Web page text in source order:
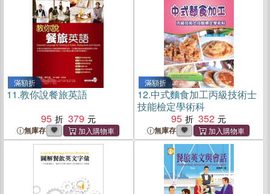
滿額折
11.教你說餐旅英語
95
379
無庫存
滿額折
12.中式麵食加工丙級技術士
技能檢定學術科
95
352
無庫存